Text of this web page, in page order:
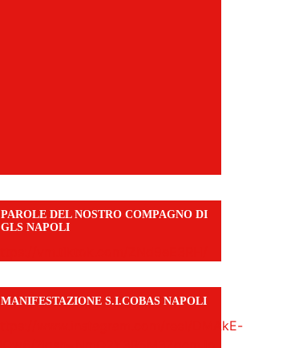
PAROLE DEL NOSTRO COMPAGNO DI
GLS NAPOLI
MANIFESTAZIONE S.I.COBAS NAPOLI
https://www.instagram.com/reel/DMAkE-